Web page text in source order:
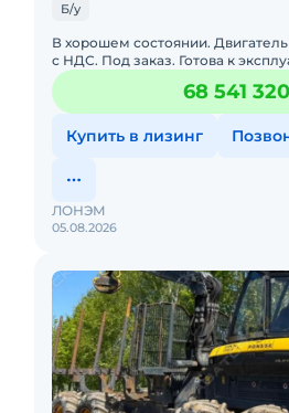
Б/у
В хорошем состоянии.
с НДС. Под заказ. Готова к
68 541
Купить в лизинг
05.08.2026
ЛОНЭМ